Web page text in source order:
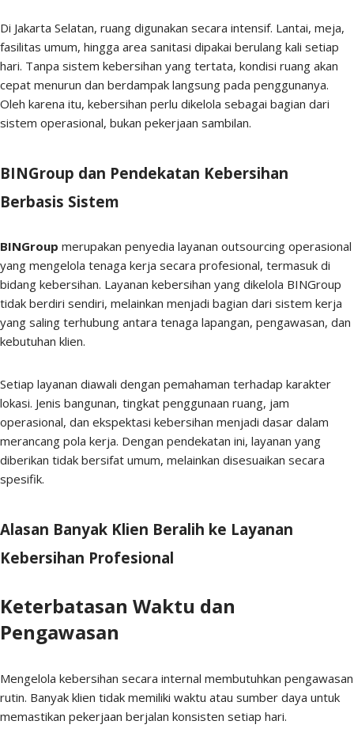
Di Jakarta Selatan, ruang digunakan secara intensif. Lantai, meja,
fasilitas umum, hingga area sanitasi dipakai berulang kali setiap
hari. Tanpa sistem kebersihan yang tertata, kondisi ruang akan
cepat menurun dan berdampak langsung pada penggunanya.
Oleh karena itu, kebersihan perlu dikelola sebagai bagian dari
sistem operasional, bukan pekerjaan sambilan.
BINGroup dan Pendekatan Kebersihan
Berbasis Sistem
BINGroup merupakan penyedia layanan outsourcing operasional
yang mengelola tenaga kerja secara profesional, termasuk di
bidang kebersihan. Layanan kebersihan yang dikelola BINGroup
tidak berdiri sendiri, melainkan menjadi bagian dari sistem kerja
yang saling terhubung antara tenaga lapangan, pengawasan, dan
kebutuhan klien.
Setiap layanan diawali dengan pemahaman terhadap karakter
lokasi. Jenis bangunan, tingkat penggunaan ruang, jam
operasional, dan ekspektasi kebersihan menjadi dasar dalam
merancang pola kerja. Dengan pendekatan ini, layanan yang
diberikan tidak bersifat umum, melainkan disesuaikan secara
spesifik.
Alasan Banyak Klien Beralih ke Layanan
Kebersihan Profesional
Keterbatasan Waktu dan
Pengawasan
Mengelola kebersihan secara internal membutuhkan pengawasan
rutin. Banyak klien tidak memiliki waktu atau sumber daya untuk
memastikan pekerjaan berjalan konsisten setiap hari.